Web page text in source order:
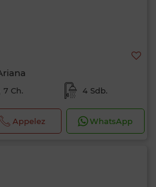
7 Ch. 4 Sdb.
Appelez WhatsApp